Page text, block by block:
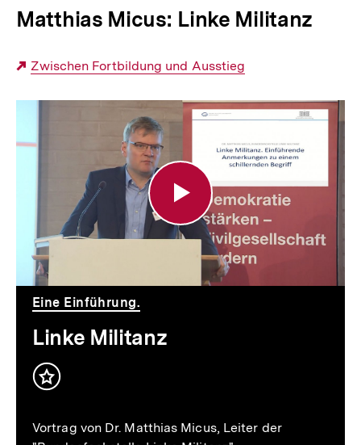
Matthias Micus: Linke Militanz
Externer
Zwischen Fortbildung und Ausstieg
Militanz
Eine Einführung.
Linke Militanz
Inhalt
Vortrag von Dr. Matthias Micus, Leiter der